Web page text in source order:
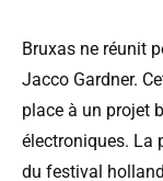
Bruxas ne réunit
Jacco Gardner.
place à un projet
électroniques. La
du festival